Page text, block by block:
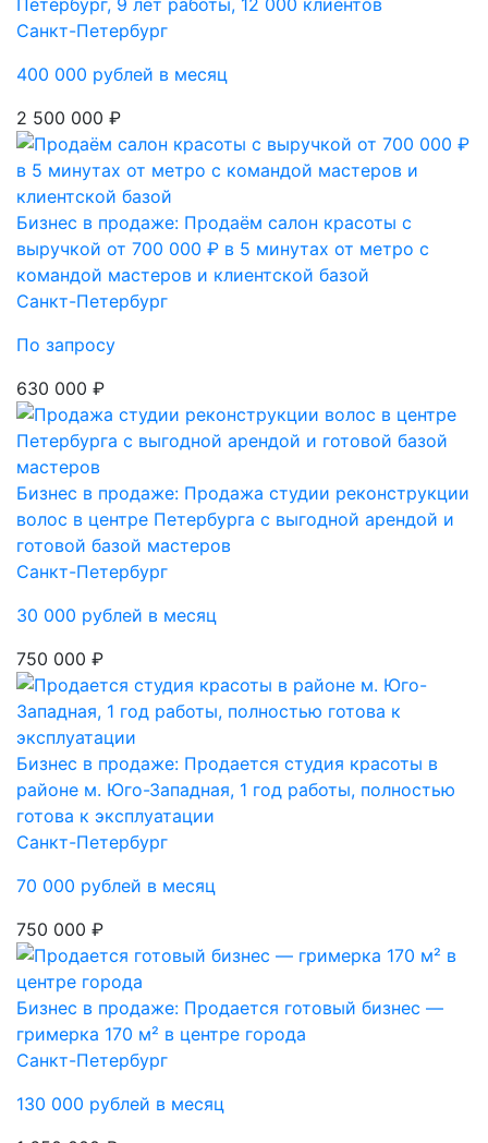
Санкт-Петербург
400 000 рублей в месяц
2 500 000 ₽
Бизнес в продаже: Продаём салон красоты с
выручкой от 700 000 ₽ в 5 минутах от метро с
командой мастеров и клиентской базой
Санкт-Петербург
По запросу
630 000 ₽
Бизнес в продаже: Продажа студии реконструкции
волос в центре Петербурга с выгодной арендой и
готовой базой мастеров
Санкт-Петербург
30 000 рублей в месяц
750 000 ₽
Бизнес в продаже: Продается студия красоты в
районе м. Юго-Западная, 1 год работы, полностью
готова к эксплуатации
Санкт-Петербург
70 000 рублей в месяц
750 000 ₽
Бизнес в продаже: Продается готовый бизнес —
гримерка 170 м² в центре города
Санкт-Петербург
130 000 рублей в месяц